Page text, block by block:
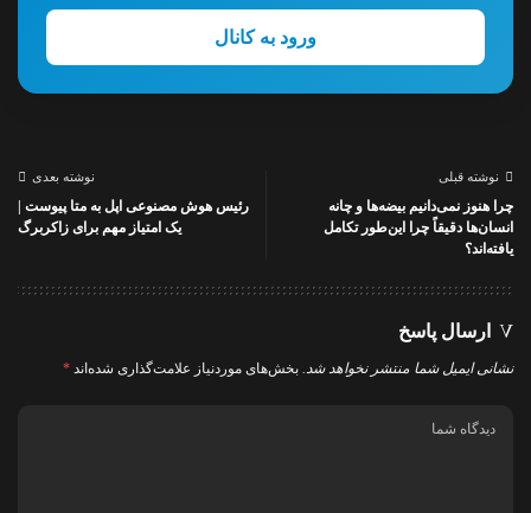
ورود به کانال
نوشته قبلی
چرا هنوز نمی‌دانیم بیضه‌ها و چانه
انسان‌ها دقیقاً چرا این‌طور تکامل
یافته‌اند؟
نوشته بعدی
رئیس هوش مصنوعی اپل به متا پیوست |
یک امتیاز مهم برای زاکربرگ
ارسال پاسخ
نشانی ایمیل شما منتشر نخواهد شد. بخش‌های موردنیاز علامت‌گذاری شده‌اند *